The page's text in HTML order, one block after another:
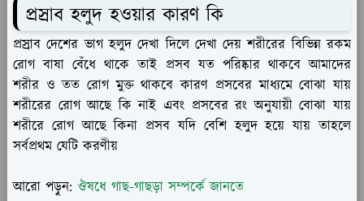
প্রস্রাব হলুদ হওয়ার কারণ কি
প্রস্রাব দেশের ভাগ হলুদ দেখা দিলে দেখা দেয় শরীরের বিভিন্ন রকম
রোগ বাষা বেঁধে থাকে তাই প্রসব যত পরিষ্কার থাকবে আমাদের
শরীর ও তত রোগ মুক্ত থাকবে কারণ প্রসবের মাধ্যমে বোঝা যায়
শরীরের রোগ আছে কি নাই এবং প্রসবের রং অনুযায়ী বোঝা যায়
শরীরে রোগ আছে কিনা প্রসব যদি বেশি হলুদ হয়ে যায় তাহলে
সর্বপ্রথম যেটি করণীয়
আরো পড়ুন: ঔষধে গাছ-গাছড়া সম্পর্কে জানতে